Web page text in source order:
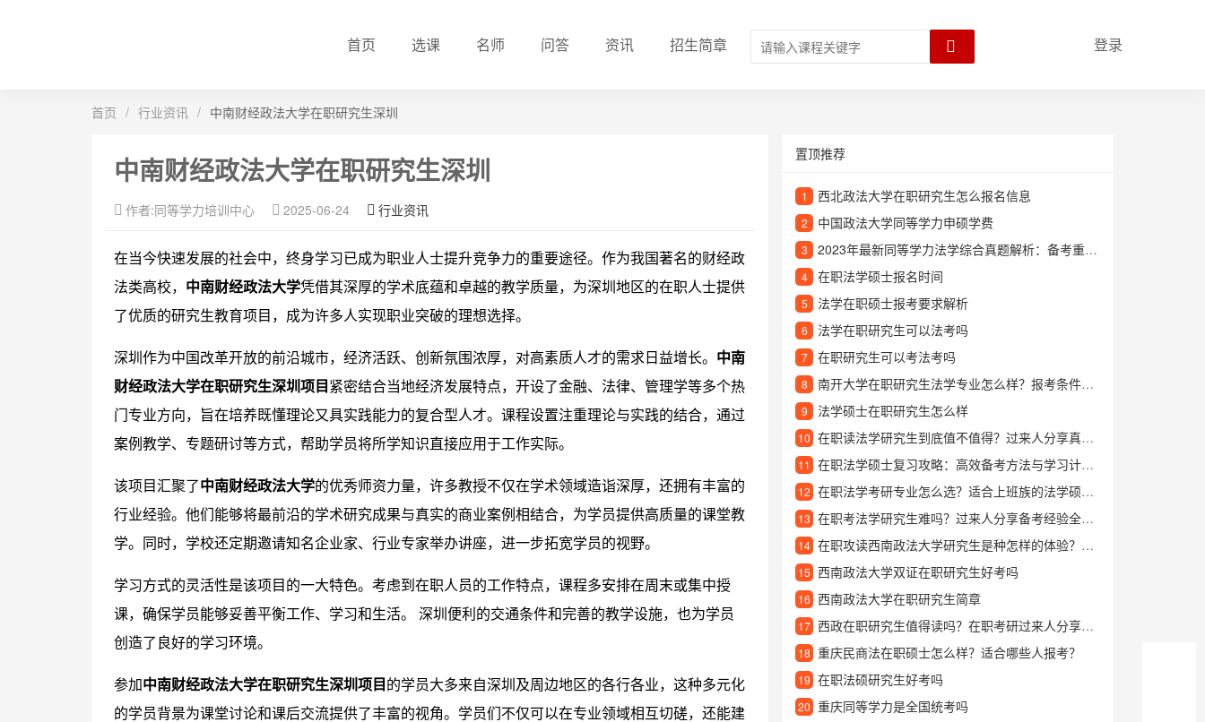
首页 选课 名师 问答 资讯 招生简章 登录
首页 / 行业资讯 / 中南财经政法大学在职研究生深圳
中南财经政法大学在职研究生深圳
作者:同等学力培训中心 2025-06-24 行业资讯
在当今快速发展的社会中，终身学习已成为职业人士提升竞争力的重要途径。作为我国著名的财经政
法类高校， 中南财经政法大学凭借其深厚的学术底蕴和卓越的教学质量，为深圳地区的在职人士提供
了优质的研究生教育项目，成为许多人实现职业突破的理想选择。
深圳作为中国改革开放的前沿城市，经济活跃、创新氛围浓厚，对高素质人才的需求日益增长。 中南
财经政法大学在职研究生深圳项目 紧密结合当地经济发展特点，开设了金融、法律、管理学等多个热
门专业方向，旨在培养既懂理论又具实践能力的复合型人才。课程设置注重理论与实践的结合，通过
案例教学、专题研讨等方式，帮助学员将所学知识直接应用于工作实际。
该项目汇聚了中南财经政法大学的优秀师资力量，许多教授不仅在学术领域造诣深厚，还拥有丰富的
行业经验。他们能够将最前沿的学术研究成果与真实的商业案例相结合，为学员提供高质量的课堂教
学。同时，学校还定期邀请知名企业家、行业专家举办讲座，进一步拓宽学员的视野。
学习方式的灵活性是该项目的一大特色。考虑到在职人员的工作特点，课程多安排在周末或集中授
课，确保学员能够妥善平衡工作、学习和生活。 深圳便利的交通条件和完善的教学设施，也为学员
创造了良好的学习环境。
参加中南财经政法大学在职研究生深圳项目 的学员大多来自深圳及周边地区的各行各业，这种多元化
的学员背景为课堂讨论和课后交流提供了丰富的视角。学员们不仅可以在专业领域相互切磋，还能建
置顶推荐
1 西北政法大学在职研究生怎么报名信息
2 中国政法大学同等学力申硕学费
3 2023年最新同等学力法学综合真题解析：备考重点与答题技巧全攻略
4 在职法学硕士报名时间
5 法学在职硕士报考要求解析
6 法学在职研究生可以法考吗
7 在职研究生可以考法考吗
8 南开大学在职研究生法学专业怎么样？报考条件和学习优势详解
9 法学硕士在职研究生怎么样
10 在职读法学研究生到底值不值得？过来人分享真实体验
11 在职法学硕士复习攻略：高效备考方法与学习计划分享
12 在职法学考研专业怎么选？适合上班族的法学硕士报考指南
13 在职考法学研究生难吗？过来人分享备考经验全攻略
14 在职攻读西南政法大学研究生是种怎样的体验？过来人分享真实经历
15 西南政法大学双证在职研究生好考吗
16 西南政法大学在职研究生简章
17 西政在职研究生值得读吗？在职考研过来人分享真实就读体验
18 重庆民商法在职硕士怎么样？适合哪些人报考？
19 在职法硕研究生好考吗
20 重庆同等学力是全国统考吗